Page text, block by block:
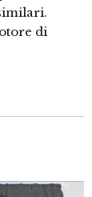
di